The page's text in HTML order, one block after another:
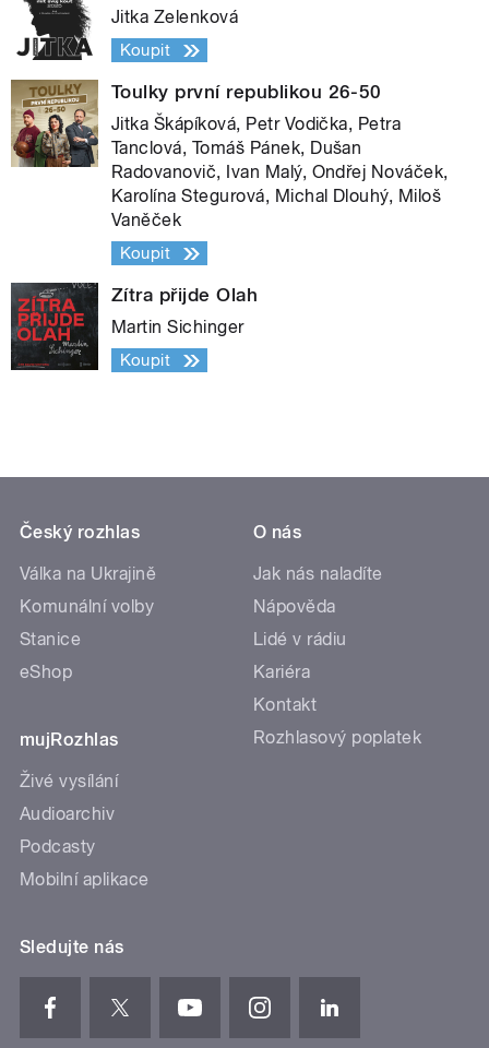
Jitka Zelenková
Koupit
Toulky první republikou 26-50
Jitka Škápíková, Petr Vodička, Petra
Tanclová, Tomáš Pánek, Dušan
Radovanovič, Ivan Malý, Ondřej Nováček,
Karolína Stegurová, Michal Dlouhý, Miloš
Vaněček
Koupit
Zítra přijde Olah
Martin Sichinger
Koupit
Český rozhlas
Válka na Ukrajině
Komunální volby
Stanice
eShop
mujRozhlas
Živé vysílání
Audioarchiv
Podcasty
Mobilní aplikace
O nás
Jak nás naladíte
Nápověda
Lidé v rádiu
Kariéra
Kontakt
Rozhlasový poplatek
Sledujte nás